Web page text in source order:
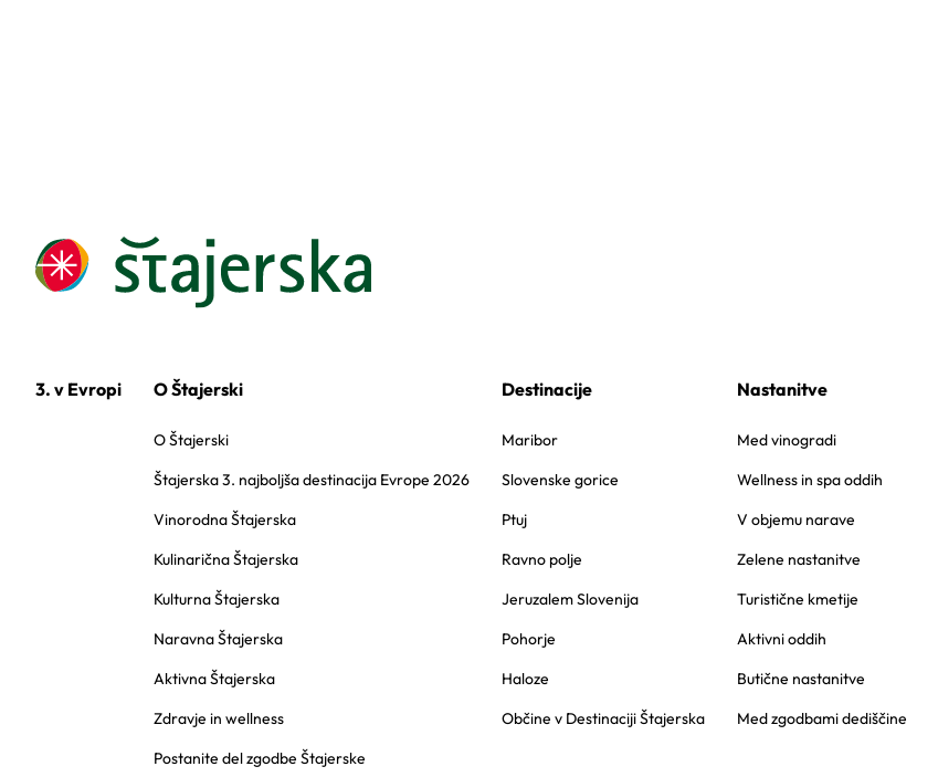
3. v Evropi O Štajerski
O Štajerski
Štajerska 3. najboljša destinacija Evrope 2026
Vinorodna Štajerska
Kulinarična Štajerska
Kulturna Štajerska
Naravna Štajerska
Aktivna Štajerska
Zdravje in wellness
Postanite del zgodbe Štajerske
Destinacije
Maribor
Slovenske gorice
Ptuj
Ravno polje
Jeruzalem Slovenija
Pohorje
Haloze
Občine v Destinaciji Štajerska
Nastanitve
Med vinogradi
Wellness in spa oddih
V objemu narave
Zelene nastanitve
Turistične kmetije
Aktivni oddih
Butične nastanitve
Med zgodbami dediščine